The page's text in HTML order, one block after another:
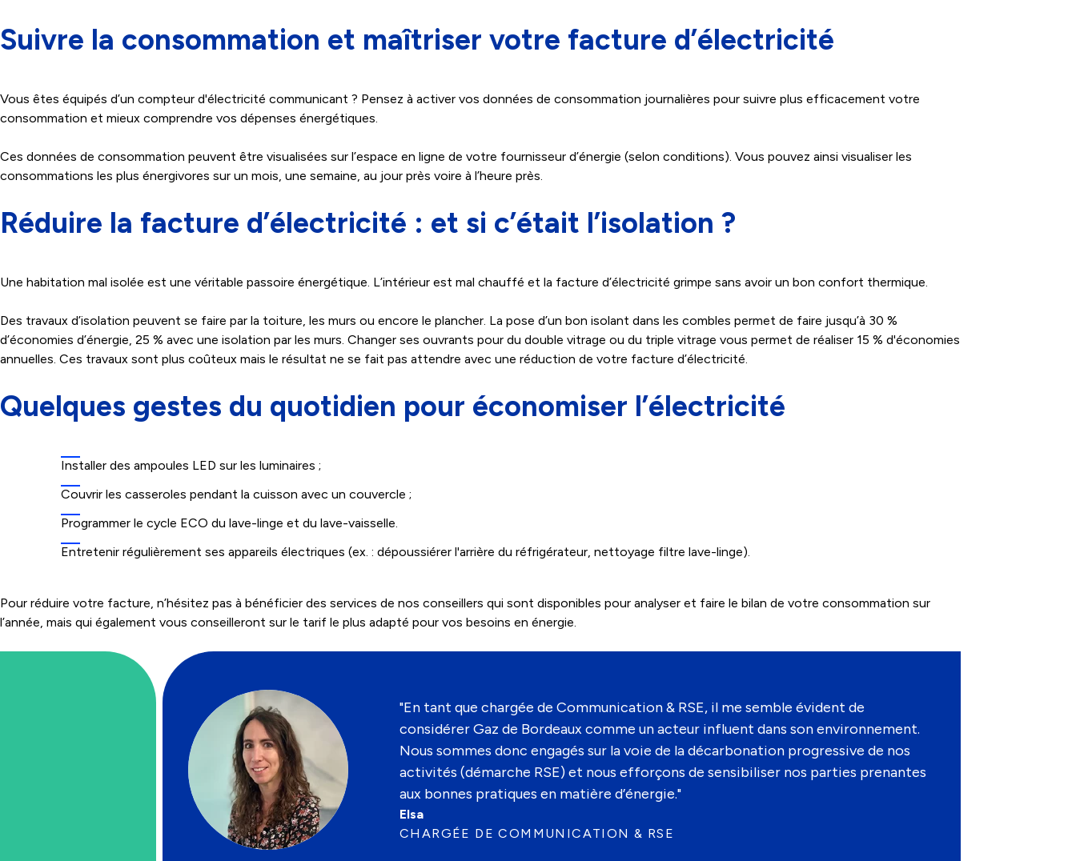
Suivre la consommation et maîtriser votre facture d’électricité
Vous êtes équipés d’un compteur d'électricité communicant ? Pensez à activer vos données de consommation journalières pour suivre plus efficacement votre
consommation et mieux comprendre vos dépenses énergétiques.
Ces données de consommation peuvent être visualisées sur l’espace en ligne de votre fournisseur d’énergie (selon conditions). Vous pouvez ainsi visualiser les
consommations les plus énergivores sur un mois, une semaine, au jour près voire à l’heure près.
Réduire la facture d’électricité : et si c’était l’isolation ?
Une habitation mal isolée est une véritable passoire énergétique. L’intérieur est mal chauffé et la facture d’électricité grimpe sans avoir un bon confort thermique.
Des travaux d’isolation peuvent se faire par la toiture, les murs ou encore le plancher. La pose d’un bon isolant dans les combles permet de faire jusqu’à 30 %
d’économies d’énergie, 25 % avec une isolation par les murs. Changer ses ouvrants pour du double vitrage ou du triple vitrage vous permet de réaliser 15 % d'économies
annuelles. Ces travaux sont plus coûteux mais le résultat ne se fait pas attendre avec une réduction de votre facture d’électricité.
Quelques gestes du quotidien pour économiser l’électricité
Installer des ampoules LED sur les luminaires ;
Couvrir les casseroles pendant la cuisson avec un couvercle ;
Programmer le cycle ECO du lave-linge et du lave-vaisselle.
Entretenir régulièrement ses appareils électriques (ex. : dépoussiérer l'arrière du réfrigérateur, nettoyage filtre lave-linge).
Pour réduire votre facture, n’hésitez pas à bénéficier des services de nos conseillers qui sont disponibles pour analyser et faire le bilan de votre consommation sur
l’année, mais qui également vous conseilleront sur le tarif le plus adapté pour vos besoins en énergie.
"En tant que chargée de Communication & RSE, il me semble évident de
considérer Gaz de Bordeaux comme un acteur influent dans son environnement.
Nous sommes donc engagés sur la voie de la décarbonation progressive de nos
activités (démarche RSE) et nous efforçons de sensibiliser nos parties prenantes
aux bonnes pratiques en matière d’énergie."
Elsa
CHARGÉE DE COMMUNICATION & RSE